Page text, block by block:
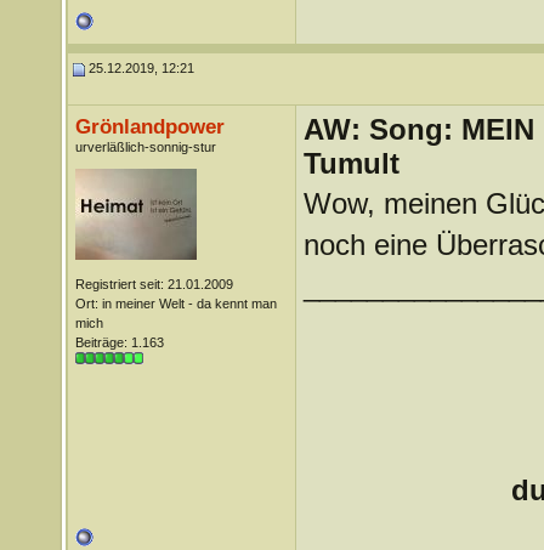
25.12.2019, 12:21
Grönlandpower
urverläßlich-sonnig-stur
Registriert seit: 21.01.2009
Ort: in meiner Welt - da kennt man
mich
Beiträge: 1.163
AW: Song:
Tumult
Wow, meinen
noch eine